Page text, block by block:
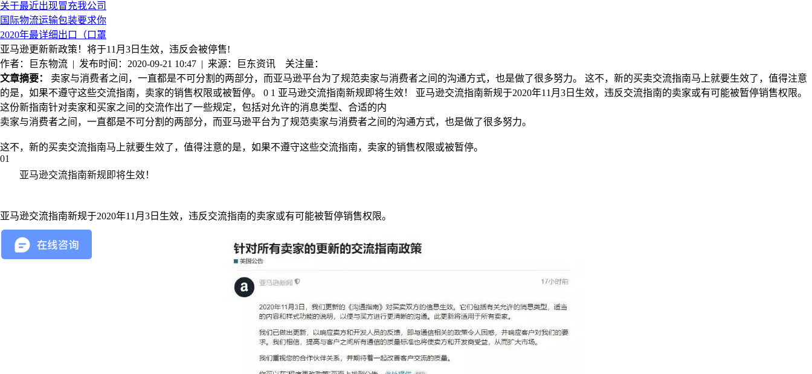
关于最近出现冒充我公司
国际物流运输包装要求你
2020年最详细出口（口罩
亚马逊更新新政策！将于11月3日生效，违反会被停售!
作者：巨东物流 | 发布时间：2020-09-21 10:47 | 来源：巨东资讯 关注量：
文章摘要：
卖家与消费者之间，一直都是不可分割的两部分，而亚马逊平台为了规范卖家与消费者之间的沟通方式，也是做了很多努力。 这不，新的买卖交流指南马上就要生效了，值得注意
的是，如果不遵守这些交流指南，卖家的销售权限或被暂停。 0 1 亚马逊交流指南新规即将生效！ 亚马逊交流指南新规于2020年11月3日生效，违反交流指南的卖家或有可能被暂停销售权限。
这份新指南针对卖家和买家之间的交流作出了一些规定，包括对允许的消息类型、合适的内
卖家与消费者之间，一直都是不可分割的两部分，而亚马逊平台为了规范卖家与消费者之间的沟通方式，也是做了很多努力。
这不，新的买卖交流指南马上就要生效了，值得注意的是，如果不遵守这些交流指南，卖家的销售权限或被暂停。
01
亚马逊交流指南新规即将生效！
亚马逊交流指南新规于2020年11月3日生效，违反交流指南的卖家或有可能被暂停销售权限。